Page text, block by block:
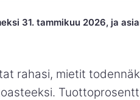
31. tammikuu 2026, ja
rahasi, mietit